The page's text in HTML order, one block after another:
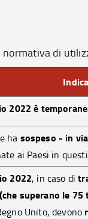
di
2022 è
ha sospeso - in
ai Paesi in
2022, in caso di
superano le
Unito, devono